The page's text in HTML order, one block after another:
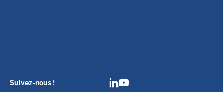
Suivez-nous !